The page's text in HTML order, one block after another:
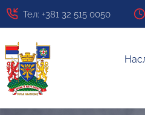
Тел: +381 32 515 0050